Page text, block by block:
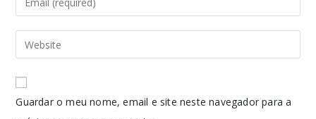
Guardar o meu nome, email e site neste navegador para a